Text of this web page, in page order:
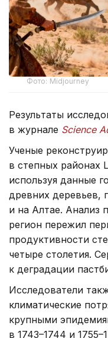
Фото: Midjourney
Результаты
в журнале Science
Ученые
в степных районах
используя данные
древних деревьев,
и на Алтае. Анализ
регион пережил
продуктивности
четыре столетия.
к деградации
Исследователи
климатические
крупными
в 1743–1744 и